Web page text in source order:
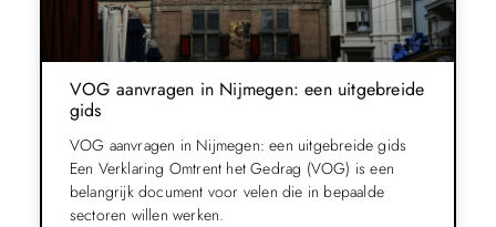
VOG aanvragen in Nijmegen: een uitgebreide
gids
VOG aanvragen in Nijmegen: een uitgebreide gids
Een Verklaring Omtrent het Gedrag (VOG) is een
belangrijk document voor velen die in bepaalde
sectoren willen werken.